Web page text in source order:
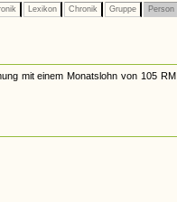
Lexikon Chronik Gruppe Person
mit einem Monatslohn von 105 RM